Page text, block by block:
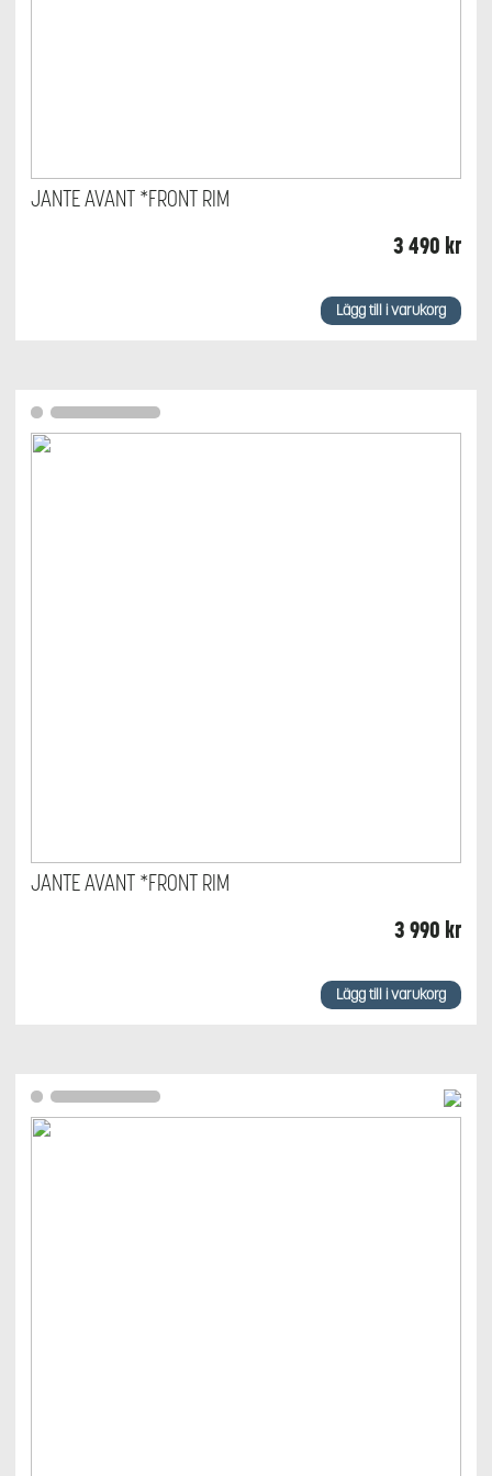
JANTE AVANT *FRONT RIM
3 490 kr
Lägg till i varukorg
JANTE AVANT *FRONT RIM
3 990 kr
Lägg till i varukorg